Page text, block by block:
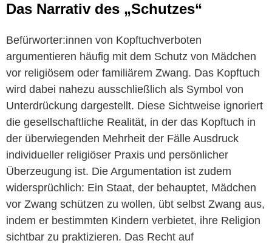
Das Narrativ des „Schutzes“
Befürworter:innen von Kopftuchverboten
argumentieren häufig mit dem Schutz von Mädchen
vor religiösem oder familiärem Zwang. Das Kopftuch
wird dabei nahezu ausschließlich als Symbol von
Unterdrückung dargestellt. Diese Sichtweise ignoriert
die gesellschaftliche Realität, in der das Kopftuch in
der überwiegenden Mehrheit der Fälle Ausdruck
individueller religiöser Praxis und persönlicher
Überzeugung ist. Die Argumentation ist zudem
widersprüchlich: Ein Staat, der behauptet, Mädchen
vor Zwang schützen zu wollen, übt selbst Zwang aus,
indem er bestimmten Kindern verbietet, ihre Religion
sichtbar zu praktizieren. Das Recht auf